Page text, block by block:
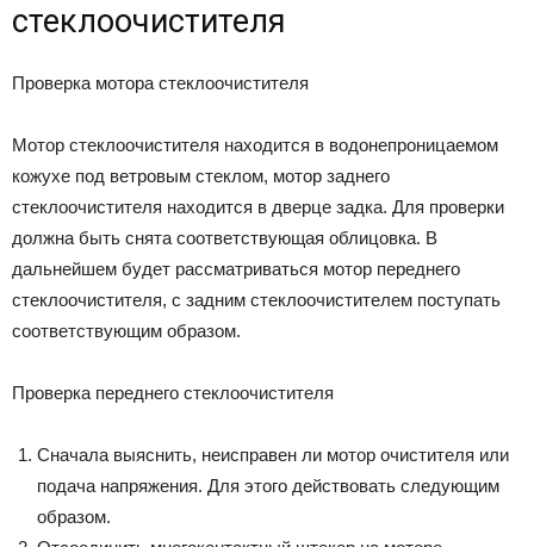
стеклоочистителя
Проверка мотора стеклоочистителя
Мотор стеклоочистителя находится в водонепроницаемом
кожухе под ветровым стеклом, мотор заднего
стеклоочистителя находится в дверце задка. Для проверки
должна быть снята соответствующая облицовка. В
дальнейшем будет рассматриваться мотор переднего
стеклоочистителя, с задним стеклоочистителем поступать
соответствующим образом.
Проверка переднего стеклоочистителя
Сначала выяснить, неисправен ли мотор очистителя или
подача напряжения. Для этого действовать следующим
образом.